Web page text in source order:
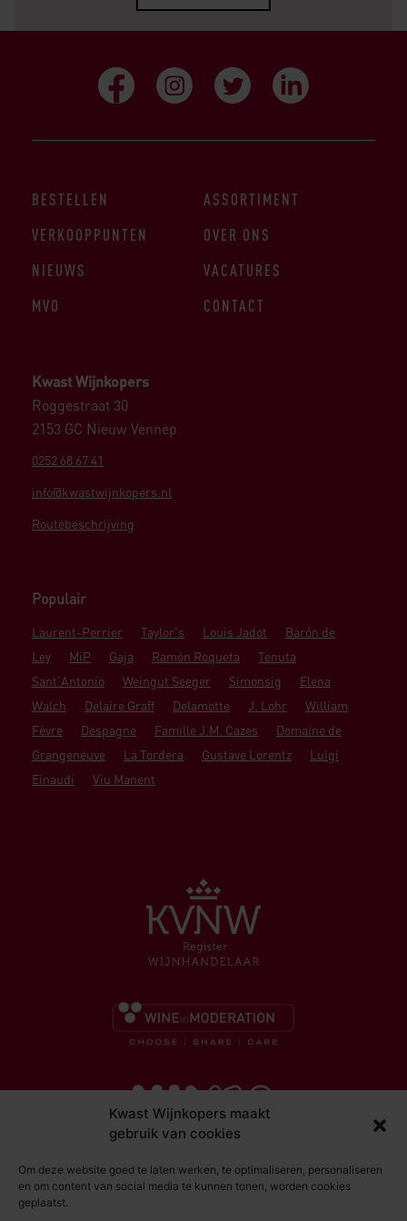
Kwast Wijnkopers maakt
gebruik van cookies
Om deze website goed te laten werken, te optimaliseren, personaliseren
en om content van social media te kunnen tonen, worden cookies
geplaatst.
Kwast Wijnkopers
Roggestraat 30
2153 GC Nieuw Vennep
0252 68 67 41
info@kwastwijnkopers.nl
Routebeschrijving
Populair
Laurent-Perrier Taylor's Louis Jadot
Barón de
Ley
MiP Gaja Ramón Roqueta
Tenuta
Sant'Antonio
Weingut Seeger Simonsig
Elena
Walch
Delaire Graff Delamotte J. Lohr
William
Fèvre
Despagne Famille J.M. Cazes
Domaine de
Grangeneuve
La Tordera Gustave Lorentz
Luigi
Einaudi
Viu Manent
BESTELLEN
ASSORTIMENT
VERKOOPPUNTEN
OVER ONS
NIEUWS
VACATURES
MVO
CONTACT